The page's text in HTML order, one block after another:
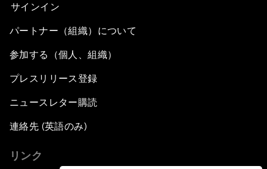
サインイン
パートナー（組織）について
参加する（個人、組織）
プレスリリース登録
ニュースレター購読
連絡先 (英語のみ)
リンク